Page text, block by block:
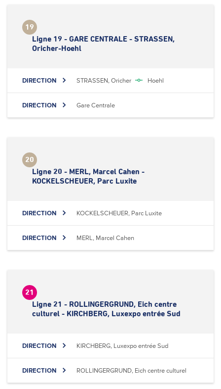
19
Ligne 19 - GARE CENTRALE - STRASSEN,
Oricher-Hoehl
DIRECTION STRASSEN, Oricher Hoehl
DIRECTION Gare Centrale
20
Ligne 20 - MERL, Marcel Cahen -
KOCKELSCHEUER, Parc Luxite
DIRECTION KOCKELSCHEUER, Parc Luxite
DIRECTION MERL, Marcel Cahen
21
Ligne 21 - ROLLINGERGRUND, Eich centre
culturel - KIRCHBERG, Luxexpo entrée Sud
DIRECTION KIRCHBERG, Luxexpo entrée Sud
DIRECTION ROLLINGERGRUND, Eich centre culturel